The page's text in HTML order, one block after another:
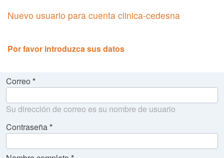
Nuevo usuario para cuenta clinica-cedesna
Por favor introduzca sus datos
Correo
Su dirección de correo es su nombre de usuario
Contraseña